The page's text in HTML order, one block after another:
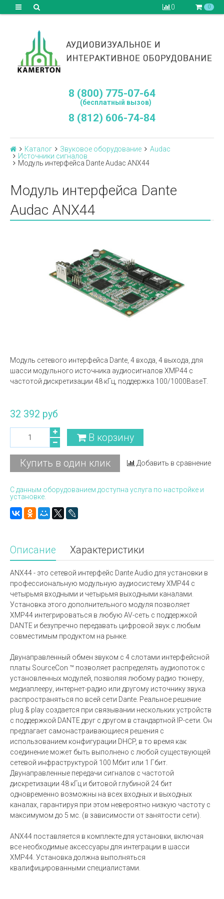
0 0
8 (800) 775-07-64
(бесплатный вызов)
8 (812) 606-74-84
Каталог Звуковое оборудование
Audac
Источники сигналов
Модуль интерфейса Dante Audac ANX44
Модуль интерфейса Dante
Audac ANX44
Модуль сетевого интерфейса Dante, 4 входа, 4 выхода, для
шасси модульного источника аудиосигналов XMP44 с
частотой дискретизации 48 кГц, поддержка 100/1000BaseT.
32 392 руб
В корзину
Купить в один клик Добавить в сравнение
С данным оборудованием доступна услуга по настройке и
установке.
Описание Характеристики
ANX44 - это сетевой интерфейс Dante Audio для установки в
профессиональную модульную аудиосистему XMP44 с
четырьмя входными и четырьмя выходными каналами.
Установка этого дополнительного модуля позволяет
XMP44 интегрироваться в любую AV-сеть с поддержкой
DANTE и безупречно передавать цифровой звук с любым
совместимым продуктом на рынке.
Двунаправленный обмен звуком с 4 слотами интерфейсной
платы SourceCon ™ позволяет распределять аудиопоток с
установленных модулей, позволяя любому радио тюнеру,
медиаплееру, интернет-радио или другому источнику звука
распространяться по всей сети Dante. Реальное решение
plug & play создается при связывании нескольких устройств
с поддержкой DANTE друг с другом в стандартной IP-сети. Он
предлагает самонастраивающиеся решения с
использованием конфигурации DHCP, в то время как
соединение может быть выполнено с любой существующей
сетевой инфраструктурой 100 Мбит или 1 Гбит.
Двунаправленные передачи сигналов с частотой
дискретизации 48 кГц и битовой глубиной 24 бит
одновременно возможны на всех входных и выходных
каналах, гарантируя при этом невероятно низкую частоту с
максимумом до 5 мс. (в зависимости от занятости сети).
ANX44 поставляется в комплекте для установки, включая
все необходимые аксессуары для интеграции в шасси
XMP44. Установка должна выполняться
квалифицированными специалистами.